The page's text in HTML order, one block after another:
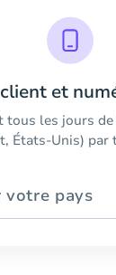
et
tous les jours de
États-Unis) par
votre pays